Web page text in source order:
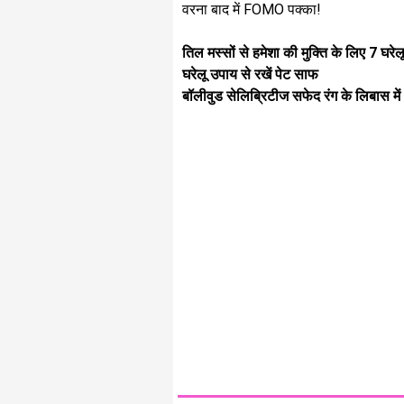
वरना बाद में FOMO पक्का!
तिल मस्सों से हमेशा की मुक्ति के लिए 7
घरेलू उपाय से रखें पेट साफ
बॉलीवुड सेलिब्रिटीज सफेद रंग के लिबास में